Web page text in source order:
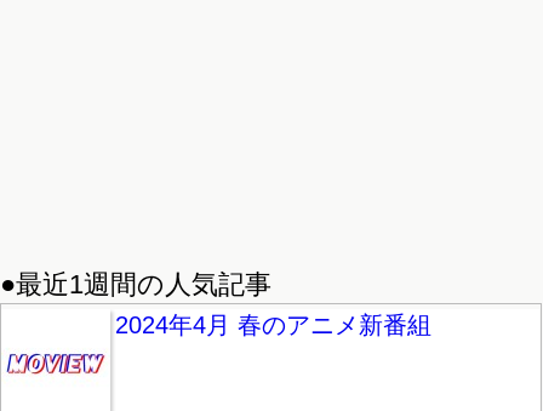
●最近1週間の人気記事
2024年4月 春のアニメ新番組